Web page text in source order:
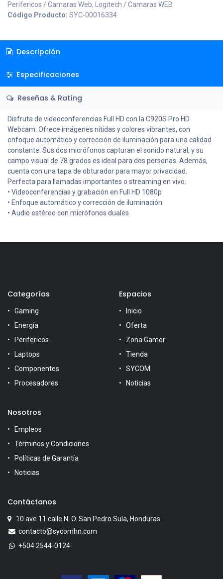
Perifericos / Camaras Web, Logitech / Camaras WEB
Código Producto: SYC-00016334
Descripción
Especificaciones
Reseñas & Rating
Disfruta de videoconferencias Full HD con la C920S Pro HD
Webcam. Ofrece imágenes nítidas y colores vibrantes, con
enfoque automático y corrección de iluminación para una calidad
constante. Sus dos micrófonos capturan el sonido natural, y su
campo visual de 78 grados es ideal para dos personas. Además,
cuenta con una tapa de obturador para mayor privacidad.
Perfecta para llamadas importantes o streaming en vivo.
• Videoconferencias y grabación en Full HD 1080p
• Enfoque automático y corrección de iluminación
• Audio estéreo con micrófonos duales
Categorías
Gaming
Energía
Perifericos
Laptops
Componentes
Procesadores
Espacios
Inicio
Oferta
Zona Gamer
Tienda
SYCOM
Noticias
Nosotros
Empleos
Términos y Condiciones
Políticas de Garantía
Noticias
Contáctanos
10 ave 11 calle N. O. San Pedro Sula, Honduras
contacto@sycomhn.com
+504 2544-0124